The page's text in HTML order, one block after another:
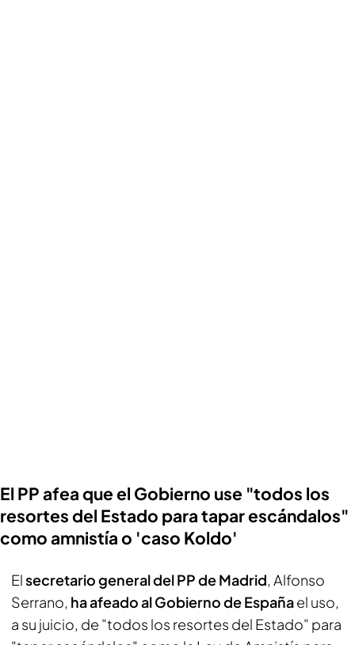
El PP afea que el Gobierno use "todos los
resortes del Estado para tapar escándalos"
como amnistía o 'caso Koldo'
Elsecretario general del PP de Madrid, Alfonso
Serrano, ha afeado al Gobierno de Españael uso,
a su juicio, de "todos los resortes del Estado" para